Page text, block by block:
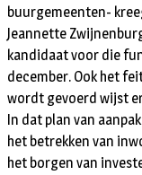
buurgemeenten-
Jeannette
kandidaat voor die
december. Ook het
wordt gevoerd wijst
In dat plan van
het betrekken van
het borgen van